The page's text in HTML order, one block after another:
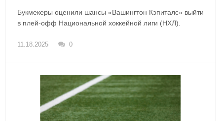
Букмекеры оценили шансы «Вашингтон Кэпиталс» выйти
в плей-офф Национальной хоккейной лиги (НХЛ).
11.18.2025 0